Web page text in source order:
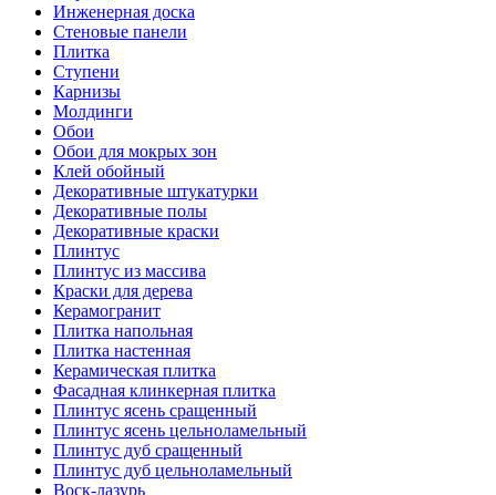
Инженерная доска
Стеновые панели
Плитка
Ступени
Карнизы
Молдинги
Обои
Обои для мокрых зон
Клей обойный
Декоративные штукатурки
Декоративные полы
Декоративные краски
Плинтус
Плинтус из массива
Краски для дерева
Керамогранит
Плитка напольная
Плитка настенная
Керамическая плитка
Фасадная клинкерная плитка
Плинтус ясень сращенный
Плинтус ясень цельноламельный
Плинтус дуб сращенный
Плинтус дуб цельноламельный
Воск-лазурь